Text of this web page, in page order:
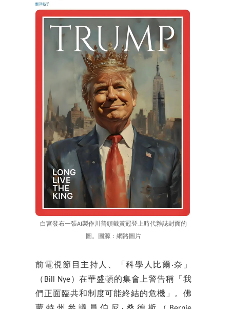
白宮發布一張AI製作川普頭戴黃冠登上時代雜誌封面的
圖。圖源：網路圖片
前電視節目主持人、「科學人比爾·奈」
（Bill Nye）在華盛頓的集會上警告稱「我
們正面臨共和制度可能終結的危機」。佛